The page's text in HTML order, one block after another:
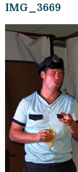
IMG_3669